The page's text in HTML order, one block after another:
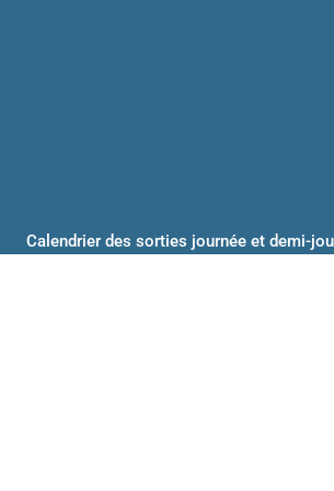
Calendrier des sorties journée et demi-